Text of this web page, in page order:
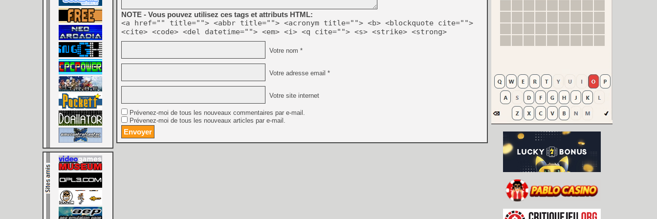
NOTE - Vous pouvez utilisez ces tags et attributs HTML:
<a href="" title=""> <abbr title=""> <acronym title=""> <b> <blockquote cite="">
<cite> <code> <del datetime=""> <em> <i> <q cite=""> <s> <strike> <strong>
Votre nom *
Votre adresse email *
Votre site internet
Prévenez-moi de tous les nouveaux commentaires par e-mail.
Prévenez-moi de tous les nouveaux articles par e-mail.